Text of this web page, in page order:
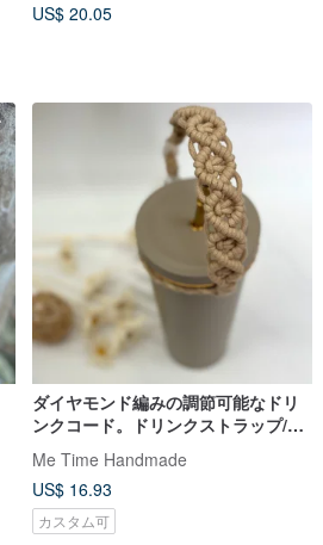
US$ 20.05
ダイヤモンド編みの調節可能なドリ
ンクコード。ドリンクストラップ/ギ
Me Time Handmade
US$ 16.93
カスタム可